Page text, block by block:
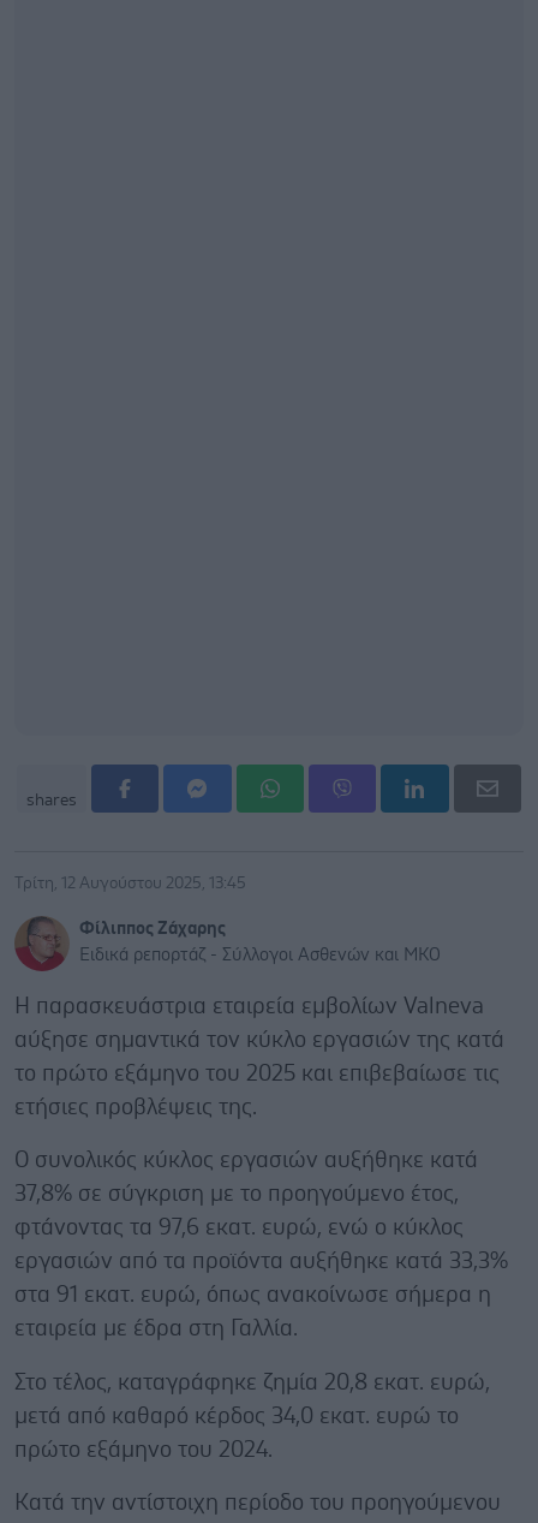
shares
Τρίτη, 12 Αυγούστου 2025, 13:45
Φίλιππος Ζάχαρης
Ειδικά ρεπορτάζ - Σύλλογοι Ασθενών και ΜΚΟ
H παρασκευάστρια εταιρεία εμβολίων Valneva
αύξησε σημαντικά τον κύκλο εργασιών της κατά
το πρώτο εξάμηνο του 2025 και επιβεβαίωσε τις
ετήσιες προβλέψεις της.
Ο συνολικός κύκλος εργασιών αυξήθηκε κατά
37,8% σε σύγκριση με το προηγούμενο έτος,
φτάνοντας τα 97,6 εκατ. ευρώ, ενώ ο κύκλος
εργασιών από τα προϊόντα αυξήθηκε κατά 33,3%
στα 91 εκατ. ευρώ, όπως ανακοίνωσε σήμερα η
εταιρεία με έδρα στη Γαλλία.
Στο τέλος, καταγράφηκε ζημία 20,8 εκατ. ευρώ,
μετά από καθαρό κέρδος 34,0 εκατ. ευρώ το
πρώτο εξάμηνο του 2024.
Κατά την αντίστοιχη περίοδο του προηγούμενου